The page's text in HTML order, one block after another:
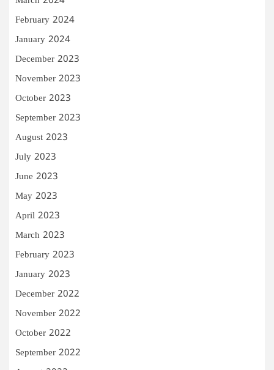
February 2024
January 2024
December 2023
November 2023
October 2023
September 2023
August 2023
July 2023
June 2023
May 2023
April 2023
March 2023
February 2023
January 2023
December 2022
November 2022
October 2022
September 2022